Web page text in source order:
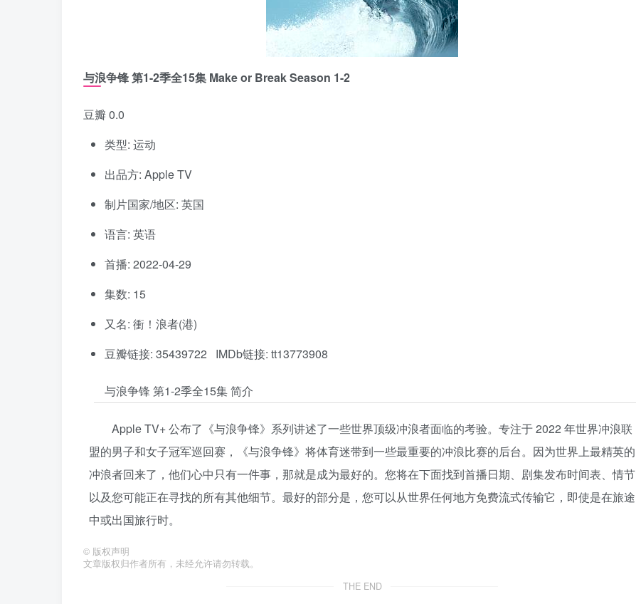
与浪争锋 第1-2季全15集 Make or Break Season 1-2
豆瓣 0.0
类型: 运动
出品方: Apple TV
制片国家/地区: 英国
语言: 英语
首播: 2022-04-29
集数: 15
又名: 衝！浪者(港)
豆瓣链接: 35439722 IMDb链接: tt13773908
与浪争锋 第1-2季全15集 简介
Apple TV+ 公布了《与浪争锋》系列讲述了一些世界顶级冲浪者面临的考验。专注于 2022 年世界冲浪联
盟的男子和女子冠军巡回赛，《与浪争锋》将体育迷带到一些最重要的冲浪比赛的后台。因为世界上最精英的
冲浪者回来了，他们心中只有一件事，那就是成为最好的。您将在下面找到首播日期、剧集发布时间表、情节
以及您可能正在寻找的所有其他细节。最好的部分是，您可以从世界任何地方免费流式传输它，即使是在旅途
中或出国旅行时。
© 版权声明
文章版权归作者所有，未经允许请勿转载。
THE END